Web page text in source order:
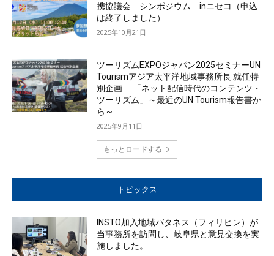
携協議会 シンポジウム inニセコ（申込
は終了しました）
2025年10月21日
ツーリズムEXPOジャパン2025セミナーUN
Tourismアジア太平洋地域事務所長 就任特
別企画 「ネット配信時代のコンテンツ・
ツーリズム」～最近のUN Tourism報告書か
ら～
2025年9月11日
もっとロードする
トピックス
INSTO加入地域バタネス（フィリピン）が
当事務所を訪問し、岐阜県と意見交換を実
施しました。